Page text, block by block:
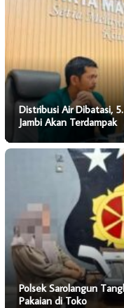
Distribusi Air Dibatasi,
Jambi Akan Terdampak
Polsek Sarolangun
Pakaian di Toko